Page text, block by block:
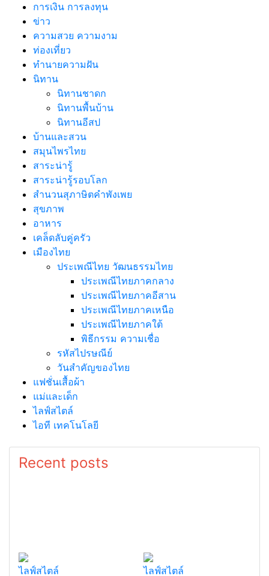
การเงิน การลงทุน
ข่าว
ความสวย ความงาม
ท่องเที่ยว
ทํานายความฝัน
นิทาน
นิทานชาดก
นิทานพื้นบ้าน
นิทานอีสป
บ้านและสวน
สมุนไพรไทย
สาระน่ารู้
สาระน่ารู้รอบโลก
สำนวนสุภาษิตคำพังเพย
สุขภาพ
อาหาร
เคล็ดลับคู่ครัว
เมืองไทย
ประเพณีไทย วัฒนธรรมไทย
ประเพณีไทยภาคกลาง
ประเพณีไทยภาคอีสาน
ประเพณีไทยภาคเหนือ
ประเพณีไทยภาคใต้
พิธีกรรม ความเชื่อ
รหัสไปรษณีย์
วันสำคัญของไทย
แฟชั่นเสื้อผ้า
แม่และเด็ก
ไลฟ์สไตล์
ไอที เทคโนโลยี
Recent posts
ไลฟ์สไตล์
ไลฟ์สไตล์